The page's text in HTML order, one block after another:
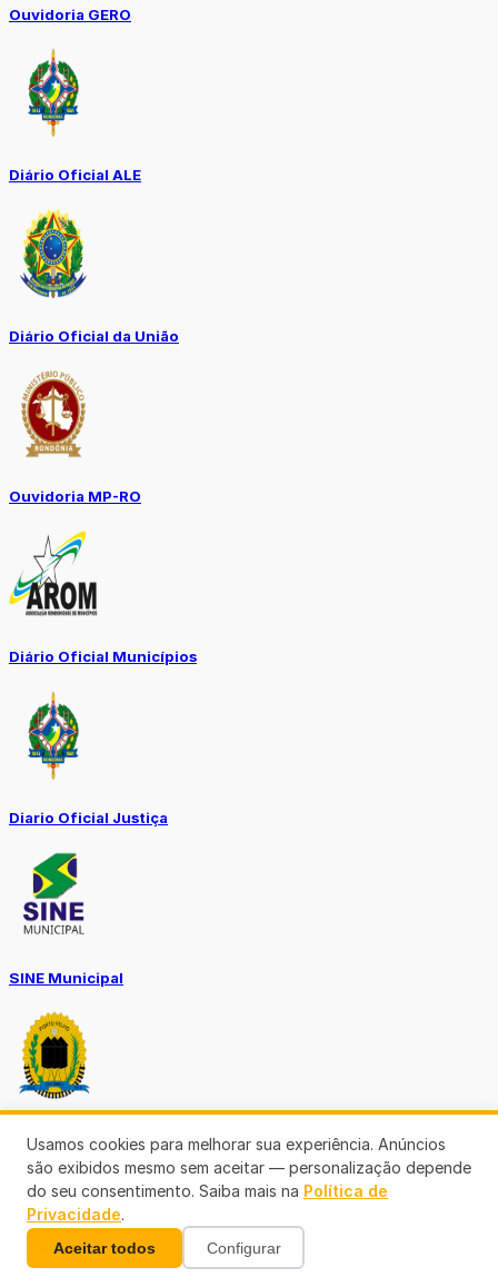
Ouvidoria GERO
Diário Oficial ALE
Diário Oficial da União
Ouvidoria MP-RO
Diário Oficial Municípios
Diario Oficial Justiça
SINE Municipal
Transparência Porto Velho
Usamos cookies para melhorar sua experiência. Anúncios
são exibidos mesmo sem aceitar — personalização depende
do seu consentimento. Saiba mais na Política de
Privacidade.
Aceitar todos Configurar